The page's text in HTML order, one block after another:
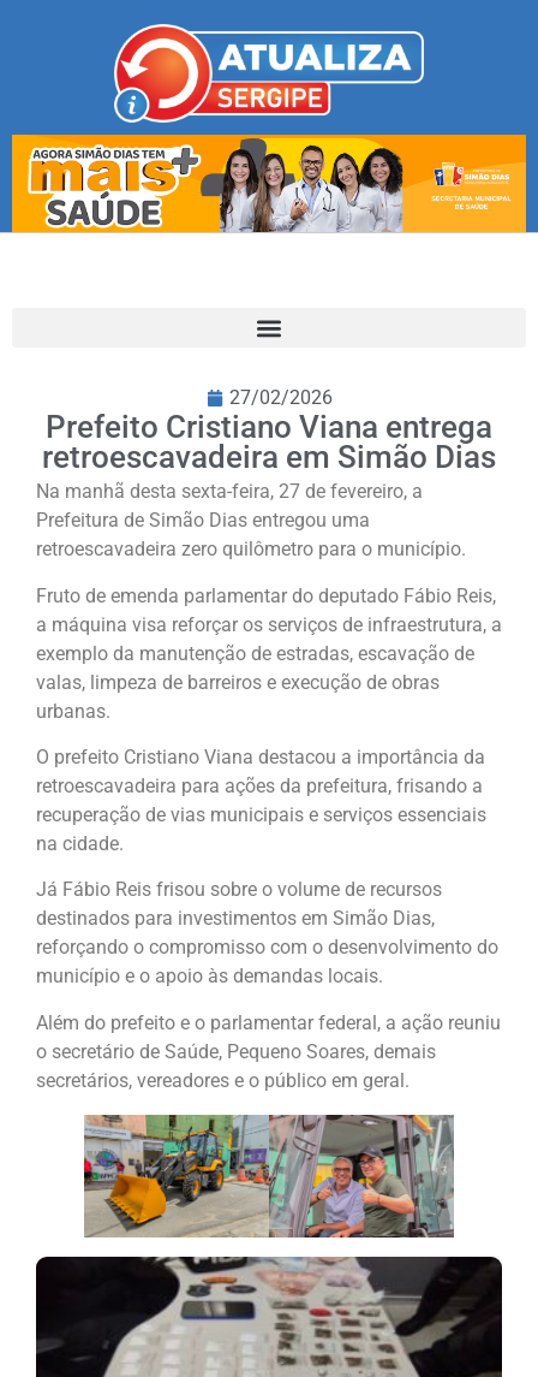
27/02/2026
Prefeito Cristiano Viana entrega
retroescavadeira em Simão Dias
Na manhã desta sexta-feira, 27 de fevereiro, a
Prefeitura de Simão Dias entregou uma
retroescavadeira zero quilômetro para o município.
Fruto de emenda parlamentar do deputado Fábio Reis,
a máquina visa reforçar os serviços de infraestrutura, a
exemplo da manutenção de estradas, escavação de
valas, limpeza de barreiros e execução de obras
urbanas.
O prefeito Cristiano Viana destacou a importância da
retroescavadeira para ações da prefeitura, frisando a
recuperação de vias municipais e serviços essenciais
na cidade.
Já Fábio Reis frisou sobre o volume de recursos
destinados para investimentos em Simão Dias,
reforçando o compromisso com o desenvolvimento do
município e o apoio às demandas locais.
Além do prefeito e o parlamentar federal, a ação reuniu
o secretário de Saúde, Pequeno Soares, demais
secretários, vereadores e o público em geral.